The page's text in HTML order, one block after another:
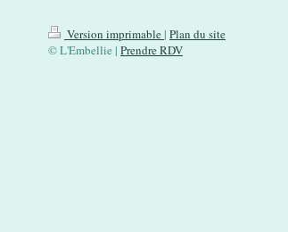
Version imprimable | Plan du site
© L'Embellie | Prendre RDV